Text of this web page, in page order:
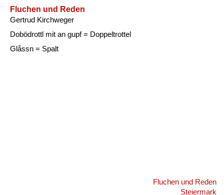
Fluchen und Reden
Gertrud Kirchweger
Dobödrottl mit an gupf = Doppeltrottel
Glåssn = Spalt
Fluchen und Reden
Steiermark